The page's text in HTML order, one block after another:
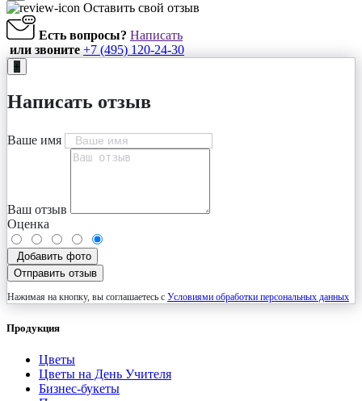
Оставить свой отзыв
Есть вопросы? Написать
или звоните +7 (495) 120-24-30
+
Написать отзыв
Ваше имя
Ваш отзыв
Оценка
Добавить фото
Отправить отзыв
Нажимая на кнопку, вы соглашаетесь с Условиями обработки персональных данных
Продукция
Цветы
Цветы на День Учителя
Бизнес-букеты